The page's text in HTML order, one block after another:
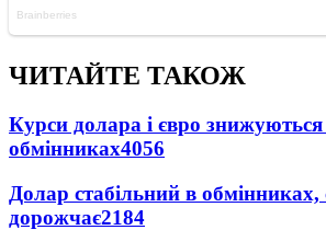
ЧИТАЙТЕ ТАКОЖ
Курси долара і євро
обмінниках4056
Долар стабільний в обмінниках,
дорожчає2184